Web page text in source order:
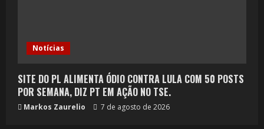
Notícias
SITE DO PL ALIMENTA ÓDIO CONTRA LULA COM 50 POSTS
POR SEMANA, DIZ PT EM AÇÃO NO TSE.
Markos Zaurelio 7 de agosto de 2026